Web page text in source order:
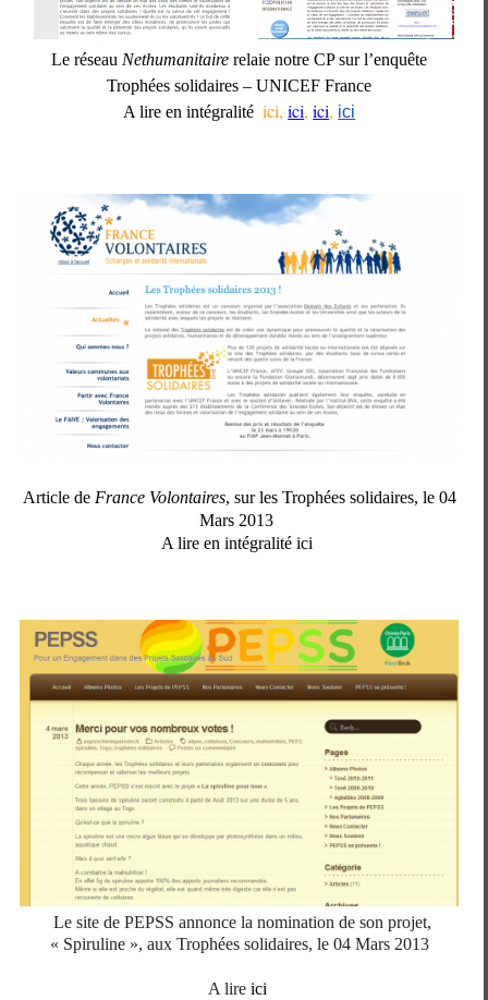
Le réseau Nethumanitaire relaie notre CP sur l’enquête
Trophées solidaires – UNICEF France
A lire en intégralité ici, ici, ici, ici
Article de France Volontaires, sur les Trophées solidaires, le 04
Mars 2013
A lire en intégralité ici
Le site de PEPSS annonce la nomination de son projet,
« Spiruline », aux Trophées solidaires, le 04 Mars 2013
A lire ici